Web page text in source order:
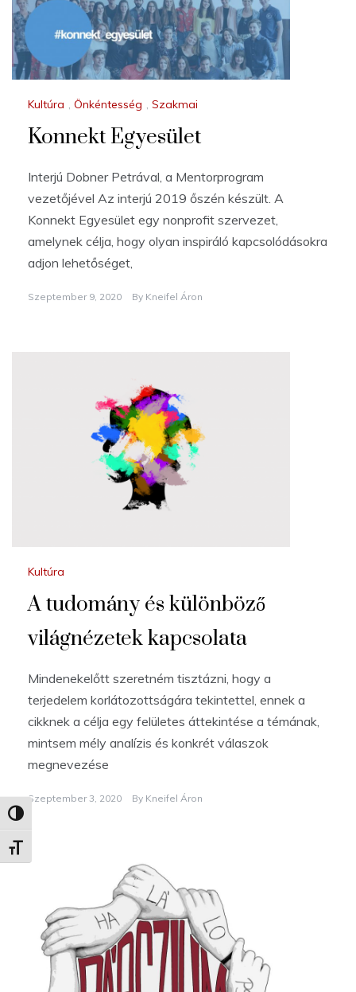
Nagy kontraszt váltása
Betűméret váltása
Kultúra , Önkéntesség , Szakmai
Konnekt Egyesület
Interjú Dobner Petrával, a Mentorprogram
vezetőjével Az interjú 2019 őszén készült. A
Konnekt Egyesület egy nonprofit szervezet,
amelynek célja, hogy olyan inspiráló kapcsolódásokra
adjon lehetőséget,
Szeptember 9, 2020 By Kneifel Áron
Kultúra
A tudomány és különböző
világnézetek kapcsolata
Mindenekelőtt szeretném tisztázni, hogy a
terjedelem korlátozottságára tekintettel, ennek a
cikknek a célja egy felületes áttekintése a témának,
mintsem mély analízis és konkrét válaszok
megnevezése
Szeptember 3, 2020 By Kneifel Áron